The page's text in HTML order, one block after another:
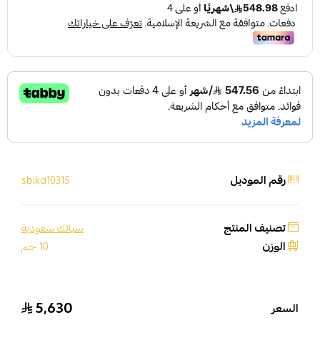
رقم الموديل sbika10315
تصنيف المنتج سبائك سعودية
الوزن 10 جم
السعر 5,630